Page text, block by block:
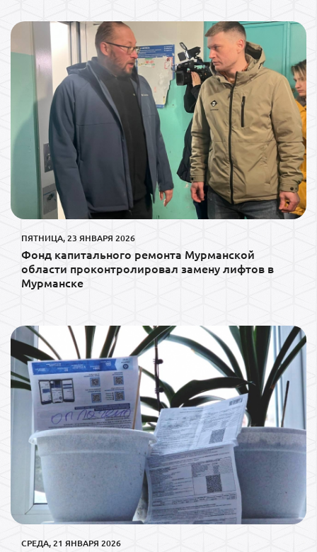
ПЯТНИЦА, 23 ЯНВАРЯ 2026
Фонд капитального ремонта Мурманской
области проконтролировал замену лифтов в
Мурманске
СРЕДА, 21 ЯНВАРЯ 2026